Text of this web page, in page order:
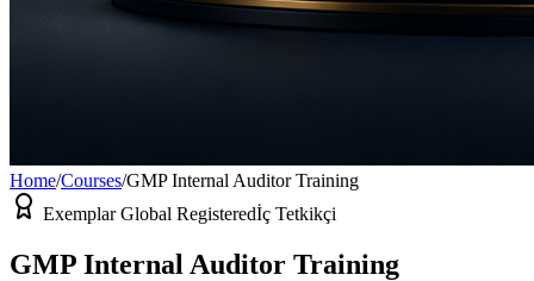
Home/Courses/GMP Internal Auditor Training
Exemplar Global Registeredİç Tetkikçi
GMP Internal Auditor Training